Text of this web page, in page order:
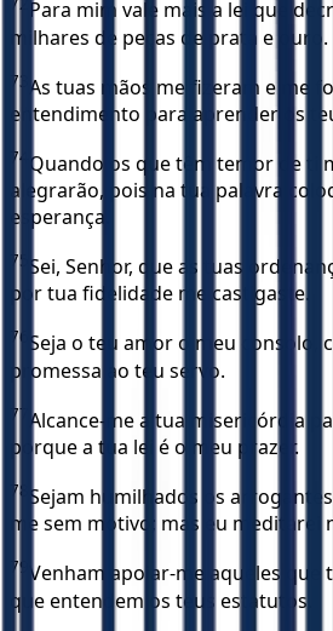
Para mim vale mais a lei que
milhares de peças de prata e ouro.
73 As tuas mãos me fizeram e me
entendimento para aprender os
74 Quando os que têm temor de ti
alegrarão, pois na tua palavra
esperança.
75 Sei, Senhor, que as tuas
por tua fidelidade me castigaste.
76 Seja o teu amor o meu consolo,
promessa ao teu servo.
77 Alcance-me a tua misericórdia
porque a tua lei é o meu prazer.
78 Sejam humilhados os
me sem motivo; mas eu meditarei
79 Venham apoiar-me aqueles que
que entendem os teus estatutos.